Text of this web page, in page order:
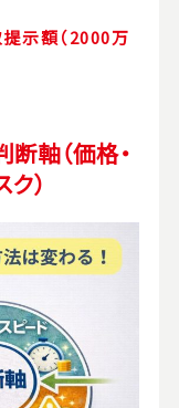
示額（2000万
軸（価格・
）